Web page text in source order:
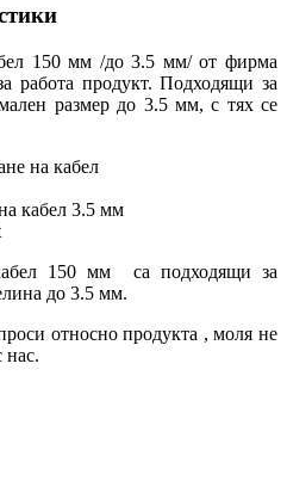
150 мм /до 3.5 мм/ от фирма
работа продукт. Подходящи за
размер до 3.5 мм, с тях се
на кабел
кабел 3.5 мм
150 мм са подходящи за
до 3.5 мм.
относно продукта , моля не
нас.